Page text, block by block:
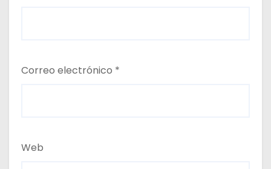
Correo electrónico *
Web